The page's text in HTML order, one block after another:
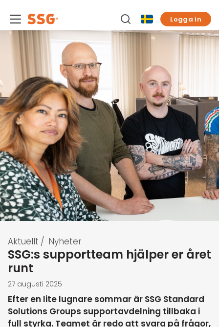
Logga in
Aktuellt / Nyheter
SSG:s supportteam hjälper er året
runt
27 augusti 2025
Efter en lite lugnare sommar är SSG Standard
Solutions Groups supportavdelning tillbaka i
full styrka. Teamet är redo att svara på frågor,